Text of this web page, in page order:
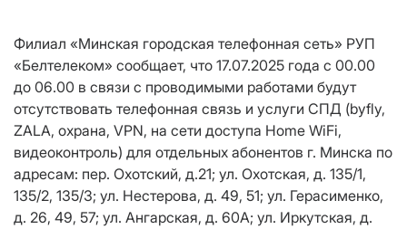
Филиал «Минская городская телефонная сеть» РУП
«Белтелеком» сообщает, что 17.07.2025 года с 00.00
до 06.00 в связи с проводимыми работами будут
отсутствовать телефонная связь и услуги СПД (byfly,
ZALA, охрана, VPN, на сети доступа Home WiFi,
видеоконтроль) для отдельных абонентов г. Минска по
адресам: пер. Охотский, д.21; ул. Охотская, д. 135/1,
135/2, 135/3; ул. Нестерова, д. 49, 51; ул. Герасименко,
д. 26, 49, 57; ул. Ангарская, д. 60А; ул. Иркутская, д.